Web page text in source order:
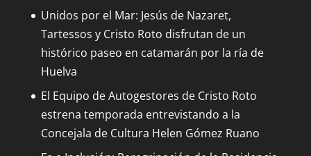
Unidos por el Mar: Jesús de Nazaret,
Tartessos y Cristo Roto disfrutan de un
histórico paseo en catamarán por la ría de
Huelva
El Equipo de Autogestores de Cristo Roto
estrena temporada entrevistando a la
Concejala de Cultura Helen Gómez Ruano